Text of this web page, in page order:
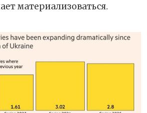
материализоваться.